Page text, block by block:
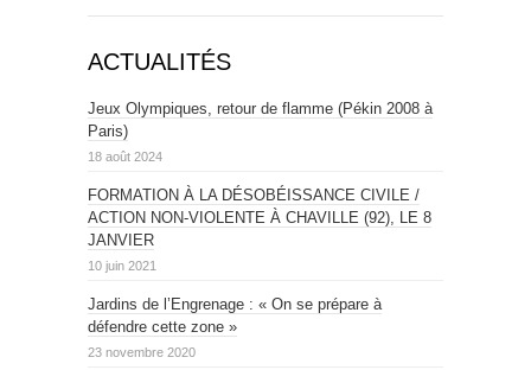
ACTUALITÉS
Jeux Olympiques, retour de flamme (Pékin 2008 à
Paris)
18 août 2024
FORMATION À LA DÉSOBÉISSANCE CIVILE /
ACTION NON-VIOLENTE À CHAVILLE (92), LE 8
JANVIER
10 juin 2021
Jardins de l’Engrenage : « On se prépare à
défendre cette zone »
23 novembre 2020